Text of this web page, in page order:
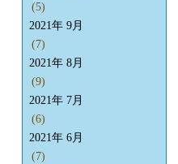
(5)
2021年 9月
(7)
2021年 8月
(9)
2021年 7月
(6)
2021年 6月
(7)